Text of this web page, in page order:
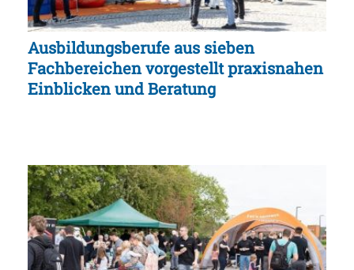
Ausbildungsberufe aus sieben
Fachbereichen vorgestellt praxisnahen
Einblicken und Beratung